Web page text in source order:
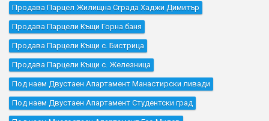
Продава Парцел Жилищна Сграда Хаджи Димитър
Продава Парцели Къщи Горна баня
Продава Парцели Къщи с. Бистрица
Продава Парцели Къщи с. Железница
Под наем Двустаен Апартамент Манастирски ливади
Под наем Двустаен Апартамент Студентски град